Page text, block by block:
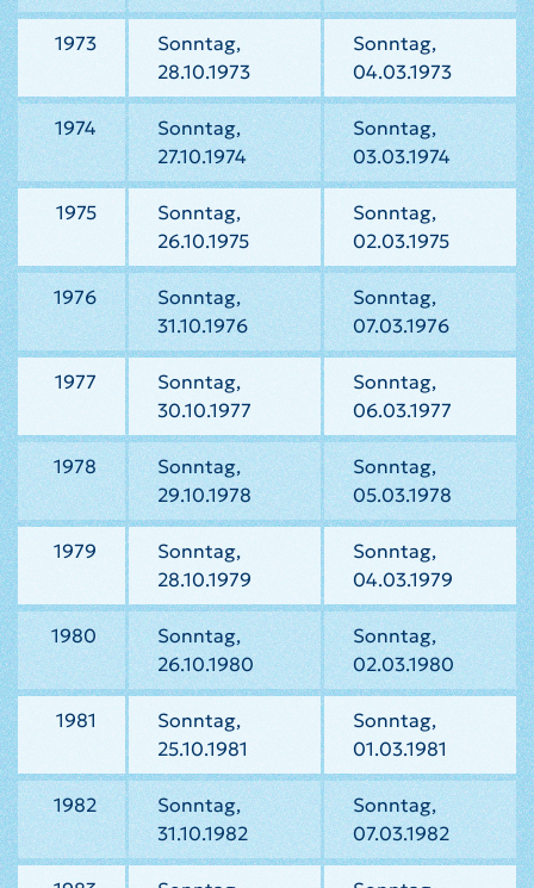
1973
Sonntag,
28.10.1973
Sonntag,
04.03.1973
1974
Sonntag,
27.10.1974
Sonntag,
03.03.1974
1975
Sonntag,
26.10.1975
Sonntag,
02.03.1975
1976
Sonntag,
31.10.1976
Sonntag,
07.03.1976
1977
Sonntag,
30.10.1977
Sonntag,
06.03.1977
1978
Sonntag,
29.10.1978
Sonntag,
05.03.1978
1979
Sonntag,
28.10.1979
Sonntag,
04.03.1979
1980
Sonntag,
26.10.1980
Sonntag,
02.03.1980
1981
Sonntag,
25.10.1981
Sonntag,
01.03.1981
1982
Sonntag,
31.10.1982
Sonntag,
07.03.1982